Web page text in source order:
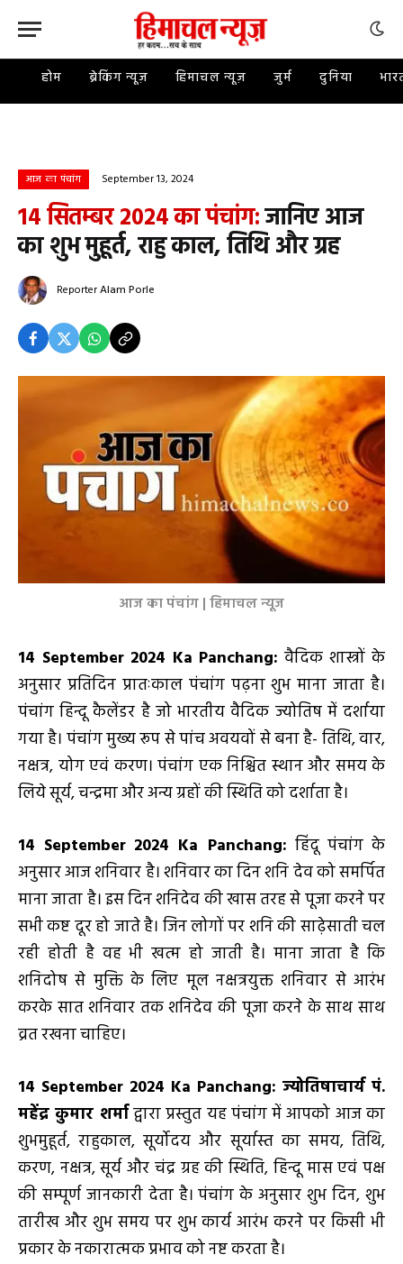
होम ब्रेकिंग न्यूज़ हिमाचल न्यूज़ जुर्म दुनिया
आज का पंचांग September 13, 2024
14 सितम्बर 2024 का पंचांग:जानिए आज
का शुभ मुहूर्त, राहु काल, तिथि और ग्रह
ReporterAlam Porle
आज का पंचांग | हिमाचल न्यूज
14 September 2024 Ka Panchang: वैदिक शास्त्रों के
अनुसार प्रतिदिन प्रातःकाल पंचांग पढ़ना शुभ माना जाता है।
पंचांग हिन्दू कैलेंडर है जो भारतीय वैदिक ज्योतिष में दर्शाया
गया है। पंचांग मुख्य रूप से पांच अवयवों से बना है- तिथि, वार,
नक्षत्र, योग एवं करण। पंचांग एक निश्चित स्थान और समय के
लिये सूर्य, चन्द्रमा और अन्य ग्रहों की स्थिति को दर्शाता है।
14 September 2024 Ka Panchang: हिंदू पंचांग के
अनुसार आज शनिवार है। शनिवार का दिन शनि देव को समर्पित
माना जाता है। इस दिन शनिदेव की खास तरह से पूजा करने पर
सभी कष्ट दूर हो जाते है। जिन लोगों पर शनि की साढ़ेसाती चल
रही होती है वह भी खत्म हो जाती है। माना जाता है कि
शनिदोष से मुक्ति के लिए मूल नक्षत्रयुक्त शनिवार से आरंभ
करके सात शनिवार तक शनिदेव की पूजा करने के साथ साथ
व्रत रखना चाहिए।
14 September 2024 Ka Panchang: ज्योतिषाचार्य पं.
महेंद्र कुमार शर्माद्वारा प्रस्तुत यह पंचांग में आपको आज का
शुभमुहूर्त, राहुकाल, सूर्योदय और सूर्यास्त का समय, तिथि,
करण, नक्षत्र, सूर्य और चंद्र ग्रह की स्थिति, हिन्दू मास एवं पक्ष
की सम्पूर्ण जानकारी देता है। पंचांग के अनुसार शुभ दिन, शुभ
तारीख और शुभ समय पर शुभ कार्य आरंभ करने पर किसी भी
प्रकार के नकारात्मक प्रभाव को नष्ट करता है।